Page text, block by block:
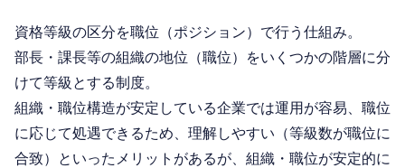
資格等級の区分を職位（ポジション）で行う仕組み。
部長・課長等の組織の地位（職位）をいくつかの階層に分
けて等級とする制度。
組織・職位構造が安定している企業では運用が容易、職位
に応じて処遇できるため、理解しやすい（等級数が職位に
合致）といったメリットがあるが、組織・職位が安定的に